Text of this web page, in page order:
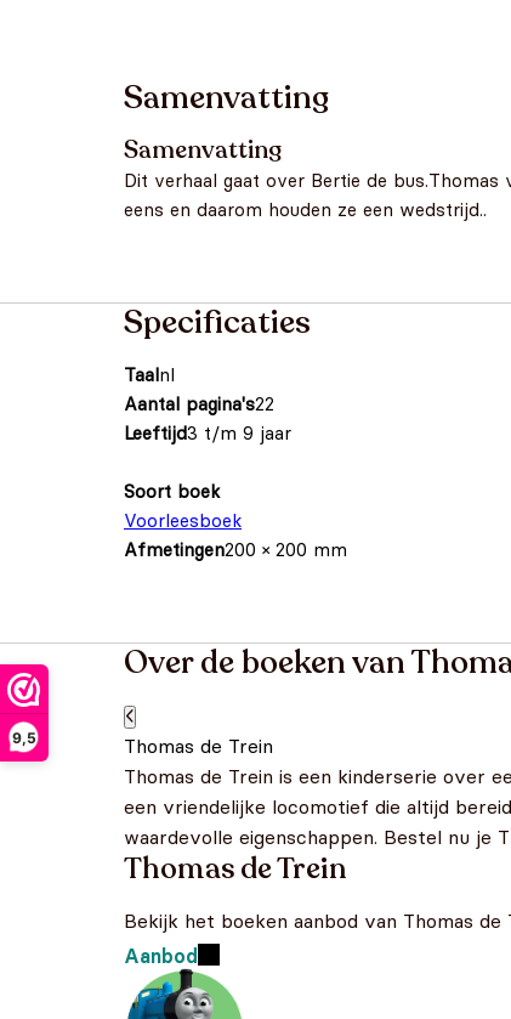
9,5
Samenvatting
Samenvatting
Dit verhaal gaat over Bertie de
eens en daarom houden ze een wedstrijd..
Specificaties
Taalnl
Aantal pagina's22
Leeftijd3 t/m 9 jaar
Soort boek
Voorleesboek
Afmetingen200 × 200 mm
Over de boeken van
Thomas de Trein
Thomas de Trein is een kinderserie over
een vriendelijke locomotief die altijd
waardevolle eigenschappen. Bestel nu je
Thomas de Trein
Bekijk het boeken aanbod van Thomas de
Aanbod